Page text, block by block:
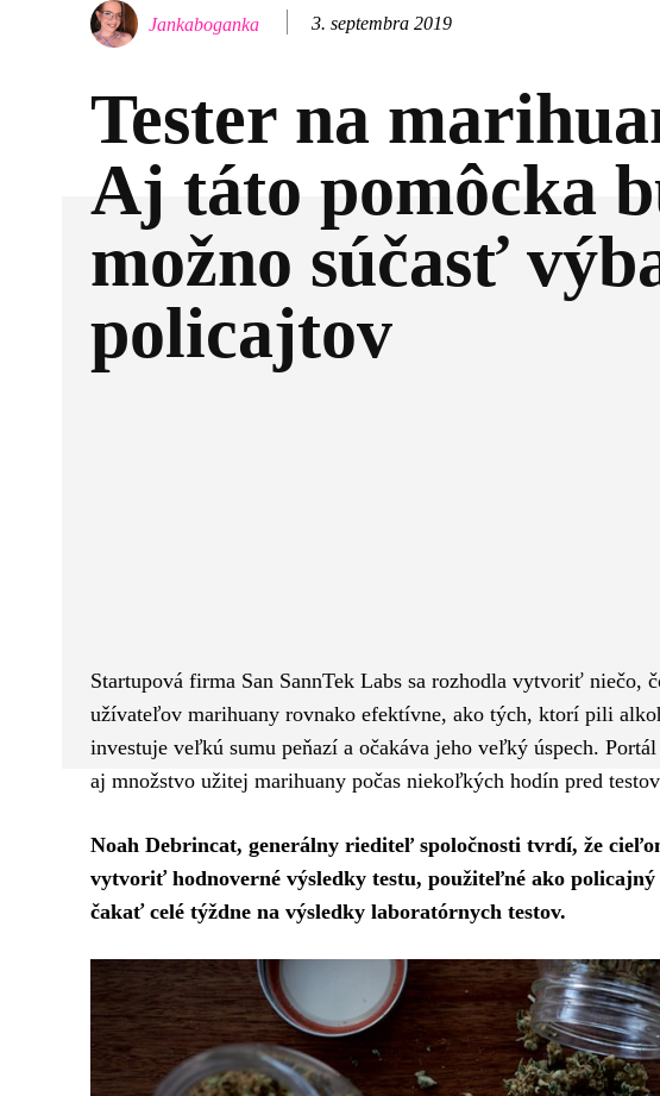
Jankaboganka 3. septembra 2019
Tester na
Aj táto pomôcka
možno súčasť
policajtov
Startupová firma San SannTek Labs sa rozhodla vytvoriť niečo,
užívateľov marihuany rovnako efektívne, ako tých, ktorí pili
investuje veľkú sumu peňazí a očakáva jeho veľký úspech. Portál
aj množstvo užitej marihuany počas niekoľkých hodín pred
Noah Debrincat, generálny riediteľ spoločnosti tvrdí, že
vytvoriť hodnoverné výsledky testu, použiteľné ako
čakať celé týždne na výsledky laboratórnych testov.